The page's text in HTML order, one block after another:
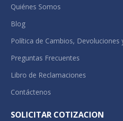
Quiénes Somos
Blog
Política de Cambios, Devoluciones
Preguntas Frecuentes
Libro de Reclamaciones
Contáctenos
SOLICITAR COTIZACION